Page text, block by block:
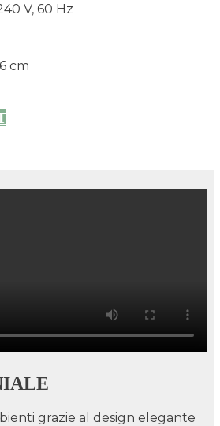
V, 60 Hz
cm
grazie al design elegante